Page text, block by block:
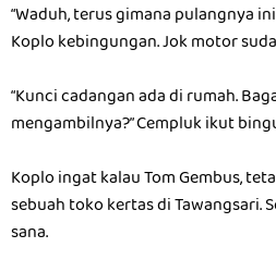
“Waduh, terus gimana pulangnya
Koplo kebingungan. Jok motor
“Kunci cadangan ada di rumah.
mengambilnya?” Cempluk ikut
Koplo ingat kalau Tom Gembus,
sebuah toko kertas di Tawangsari.
sana.